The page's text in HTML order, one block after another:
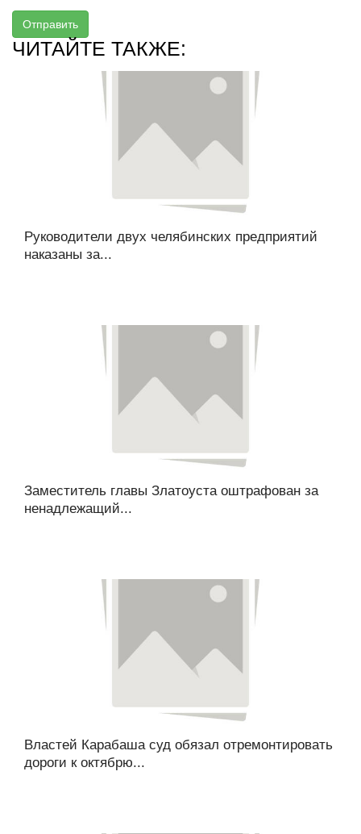
Отправить
ЧИТАЙТЕ ТАКЖЕ:
Руководители двух челябинских предприятий
наказаны за...
Заместитель главы Златоуста оштрафован за
ненадлежащий...
Властей Карабаша суд обязал отремонтировать
дороги к октябрю...